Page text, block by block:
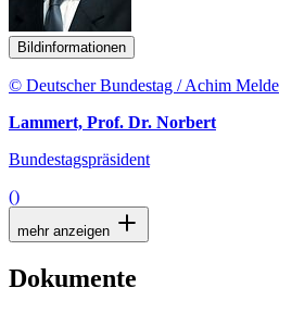
Bildinformationen
© Deutscher Bundestag / Achim Melde
Lammert, Prof. Dr. Norbert
Bundestagspräsident
()
mehr anzeigen
Dokumente